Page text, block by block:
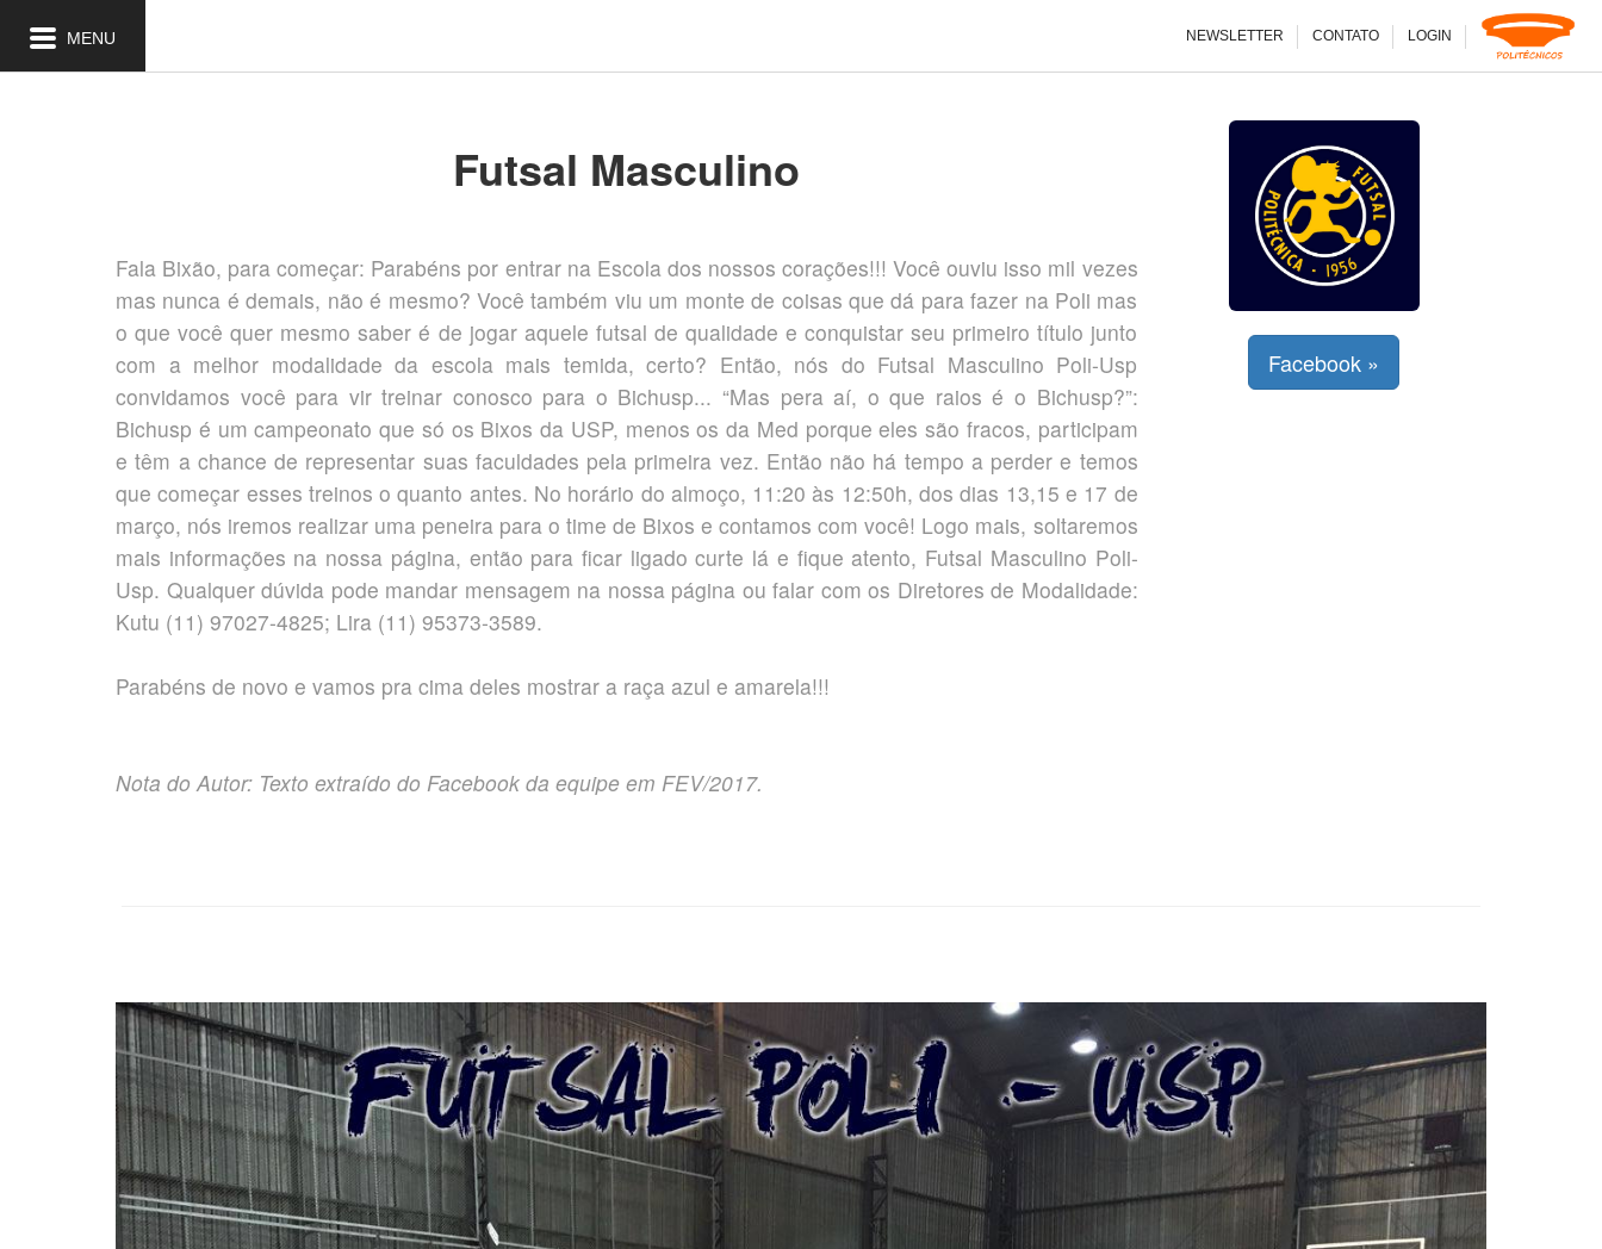
MENU NEWSLETTER CONTATO LOGIN
Futsal Masculino
Fala Bixão, para começar: Parabéns por entrar na Escola dos nossos corações!!! Você ouviu isso mil vezes
mas nunca é demais, não é mesmo? Você também viu um monte de coisas que dá para fazer na Poli mas
o que você quer mesmo saber é de jogar aquele futsal de qualidade e conquistar seu primeiro título junto
com a melhor modalidade da escola mais temida, certo? Então, nós do Futsal Masculino Poli-Usp
convidamos você para vir treinar conosco para o Bichusp... “Mas pera aí, o que raios é o Bichusp?”:
Bichusp é um campeonato que só os Bixos da USP, menos os da Med porque eles são fracos, participam
e têm a chance de representar suas faculdades pela primeira vez. Então não há tempo a perder e temos
que começar esses treinos o quanto antes. No horário do almoço, 11:20 às 12:50h, dos dias 13,15 e 17 de
março, nós iremos realizar uma peneira para o time de Bixos e contamos com você! Logo mais, soltaremos
mais informações na nossa página, então para ficar ligado curte lá e fique atento, Futsal Masculino Poli-
Usp. Qualquer dúvida pode mandar mensagem na nossa página ou falar com os Diretores de Modalidade:
Kutu (11) 97027-4825; Lira (11) 95373-3589.
Parabéns de novo e vamos pra cima deles mostrar a raça azul e amarela!!!
Nota do Autor: Texto extraído do Facebook da equipe em FEV/2017.
Facebook »